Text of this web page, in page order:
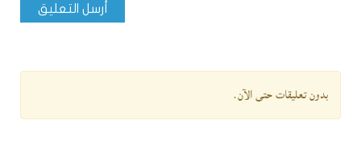
أرسل التعليق
بدون تعليقات حتى الآن.